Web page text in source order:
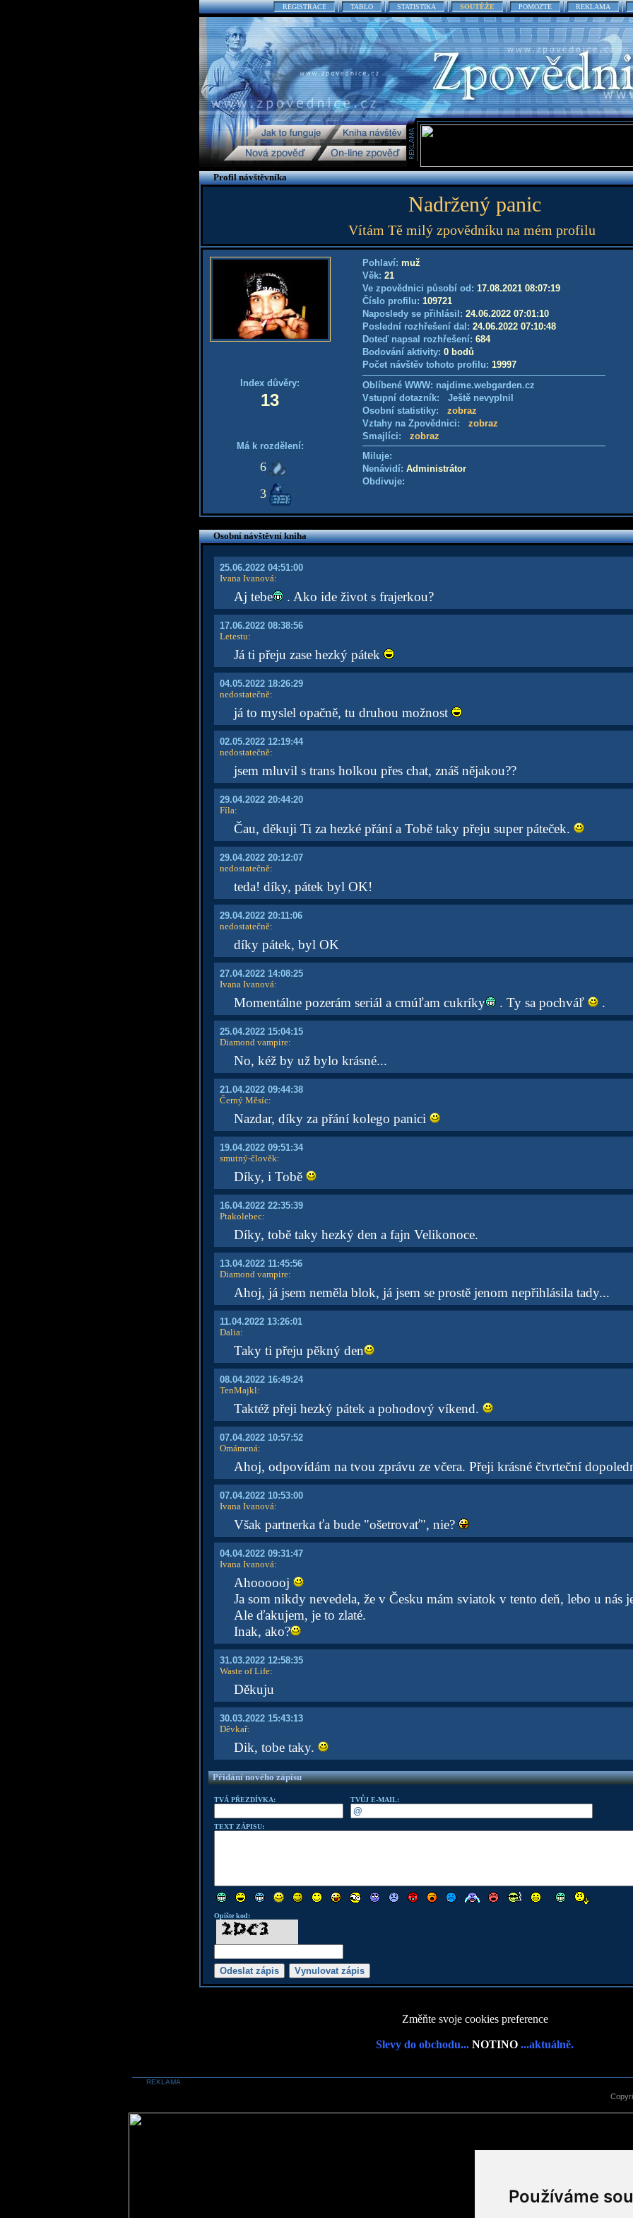
Používáme
REGISTRACE TABLO STATISTIKA SOUTĚŽE POMOZTE REKLAMA
Profil návštěvníka
Nadržený panic
Vítám Tě milý zpovědníku na mém profilu
Index důvěry:
13
Má k rozdělení:
6
3
Pohlaví: muž
Věk: 21
Ve zpovědnici působí od: 17.08.2021 08:07:19
Číslo profilu: 109721
Naposledy se přihlásil: 24.06.2022 07:01:10
Poslední rozhřešení dal: 24.06.2022 07:10:48
Doteď napsal rozhřešení: 684
Bodování aktivity: 0 bodů
Počet návštěv tohoto profilu: 19997
Oblíbené WWW: najdime.webgarden.cz
Vstupní dotazník: Ještě nevyplnil
Osobní statistiky: zobraz
Vztahy na Zpovědnici: zobraz
Smajlíci: zobraz
Miluje:
Nenávidí: Administrátor
Obdivuje:
Osobní návštěvní kniha
25.06.2022 04:51:00
Ivana Ivanová:
Aj tebe . Ako ide život s frajerkou?
17.06.2022 08:38:56
Letestu:
Já ti přeju zase hezký pátek
04.05.2022 18:26:29
nedostatečně:
já to myslel opačně, tu druhou možnost
02.05.2022 12:19:44
nedostatečně:
jsem mluvil s trans holkou přes chat, znáš nějakou??
29.04.2022 20:44:20
Fíla:
Čau, děkuji Ti za hezké přání a Tobě taky přeju super páteček.
29.04.2022 20:12:07
nedostatečně:
teda! díky, pátek byl OK!
29.04.2022 20:11:06
nedostatečně:
díky pátek, byl OK
27.04.2022 14:08:25
Ivana Ivanová:
Momentálne pozerám seriál a cmúľam cukríky . Ty sa pochváľ .
25.04.2022 15:04:15
Diamond vampire:
No, kéž by už bylo krásné...
21.04.2022 09:44:38
Černý Měsíc:
Nazdar, díky za přání kolego panici
19.04.2022 09:51:34
smutný-člověk:
Díky, i Tobě
16.04.2022 22:35:39
Ptakolebec:
Díky, tobě taky hezký den a fajn Velikonoce.
13.04.2022 11:45:56
Diamond vampire:
Ahoj, já jsem neměla blok, já jsem se prostě jenom nepřihlásila tady...
11.04.2022 13:26:01
Dalia:
Taky ti přeju pěkný den
08.04.2022 16:49:24
TenMajkl:
Taktéž přeji hezký pátek a pohodový víkend.
07.04.2022 10:57:52
Omámená:
Ahoj, odpovídám na tvou zprávu ze včera. Přeji krásné čtvrteční
07.04.2022 10:53:00
Ivana Ivanová:
Však partnerka ťa bude "ošetrovať", nie?
04.04.2022 09:31:47
Ivana Ivanová:
Ahoooooj
Ja som nikdy nevedela, že v Česku mám sviatok v tento deň, lebo u nás
Ale ďakujem, je to zlaté.
Inak, ako?
31.03.2022 12:58:35
Waste of Life:
Děkuju
30.03.2022 15:43:13
Děvkař:
Dik, tobe taky.
Přidání nového zápisu
TVÁ PŘEZDÍVKA: TVŮJ E-MAIL:
TEXT ZÁPISU:
Opište kod:
Změňte svoje cookies preference
Slevy do obchodu... NOTINO ...aktuálně.
REKLAMA